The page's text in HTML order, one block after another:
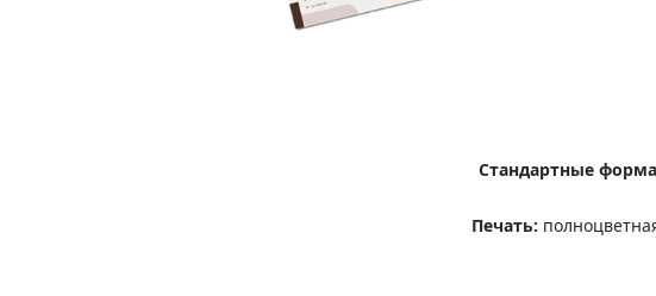
Стандартные
Печать: